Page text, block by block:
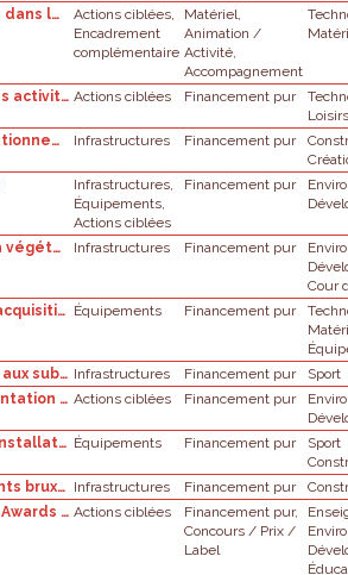
Appel à collaborations dans le cadre de la Stratégie numérique de l’Enseignement de Promotion sociale (Plan de relance européen)
Actions ciblées,
Encadrement
complémentaire
Matériel,
Animation /
Activité,
Accompagnement
Appel à projet pour des activités scolaire d'éducation aux médias - année scolaire 2021-2022 Actions ciblées Financement pur
Appel à projet: subventionnement de bâtiments scolaires pour la création de nouvelle places dans l'enseignement obligatoire en Fédération Wallonie-Bruxelles
Infrastructures Financement pur
Infrastructures,
Équipements,
Actions ciblées
Financement pur
Appel à projets pour la végétalisation des cours d’écoles en Région bruxelloise Infrastructures Financement pur
Cour
appel à projets pour l’acquisition de matériel dans le cadre de la Stratégie numérique de l’Enseignement de Promotion sociale (Plan de relance européen) Équipements Financement pur
Appel à projets relatif aux subventions pour des investissements en matière d'infrastructures sportives communales - Triennat 2021-2023 Les Infrastructures sportives communales - PTIS Infrastructures Financement pur
Sport
Appels à projets alimentation saine et durable Actions ciblées Financement pur
Bassins de natation : installation de systèmes de traitement de l’eau permettant de réduire les concentrations en chlore combiné Équipements Financement pur
Sport
Be.Exemplary (bâtiments bruxellois exemplaires) Infrastructures Financement pur
Belfius Smart Belgium Awards (défis sociétaux) Actions ciblées
Financement pur,
Concours / Prix /
Label